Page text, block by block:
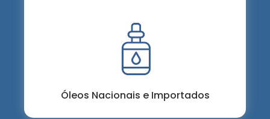
Óleos Nacionais e Importados
Óleos nacionais de qualidade e importação
facilitada para atender às suas necessidades
de bem-estar